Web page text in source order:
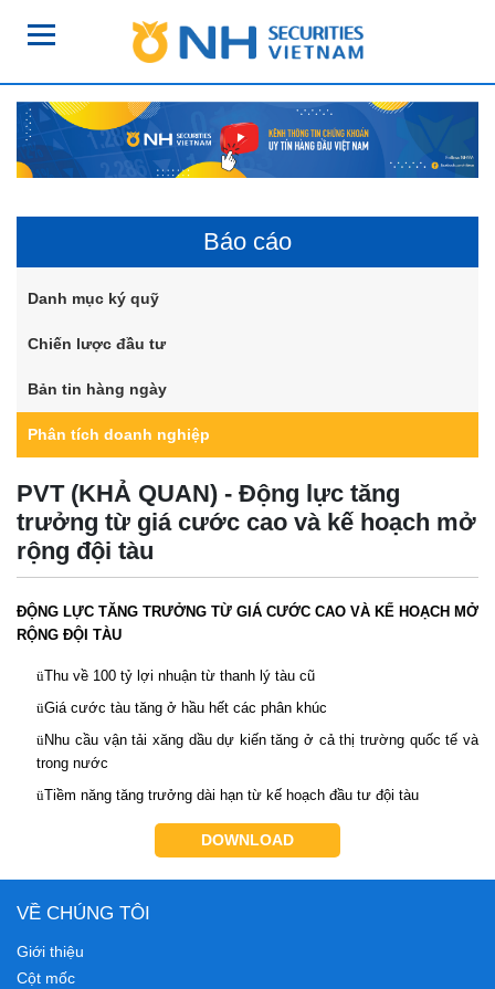
Báo cáo
Danh mục ký quỹ
Chiến lược đầu tư
Bản tin hàng ngày
Phân tích doanh nghiệp
PVT (KHẢ QUAN) - Động lực tăng
trưởng từ giá cước cao và kế hoạch mở
rộng đội tàu
ĐỘNG LỰC TĂNG TRƯỞNG TỪ GIÁ CƯỚC CAO VÀ KẾ HOẠCH MỞ
RỘNG ĐỘI TÀU
üThuvề 100tỷ lợi nhuận từ thanh lý tàu cũ
üGiá cước tàu tăng ở hầu hết các phân khúc
üNhu cầu vận tải xăng dầu dự kiến tăng ở cả thị trường quốc tế và
trong nước
üTiềm năng tăng trưởng dài hạn từ kế hoạch đầu tư đội tàu
DOWNLOAD
VỀ CHÚNG TÔI
Giới thiệu
Cột mốc